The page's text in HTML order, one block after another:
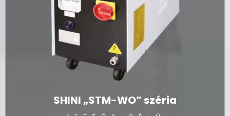
SHINI „STM-WO” széria